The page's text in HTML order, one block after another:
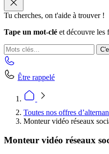
Tu cherches, on t'aide à trouver !
Tape un mot-clé et découvre les
Être rappelé
Toutes nos offres
Monteur vidéo réseaux
Monteur vidéo réseaux